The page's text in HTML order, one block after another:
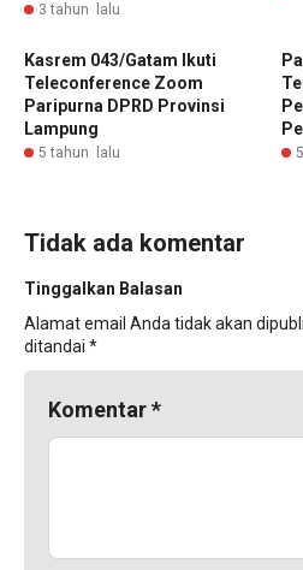
3 tahun lalu
Kasrem 043/Gatam Ikuti
Teleconference Zoom
Paripurna DPRD Provinsi
Lampung
5 tahun lalu
Tidak ada komentar
Tinggalkan Balasan
Alamat email Anda tidak akan
ditandai *
Komentar*